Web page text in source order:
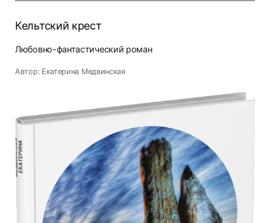
Кельтский крест
Любовно-фантастический роман
Автор: Екатерина Медвинская